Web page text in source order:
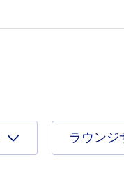
ラウンジ